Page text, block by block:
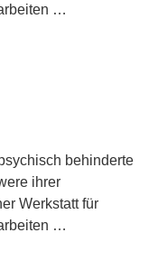
…
behinderte
ihrer
Werkstatt für
…